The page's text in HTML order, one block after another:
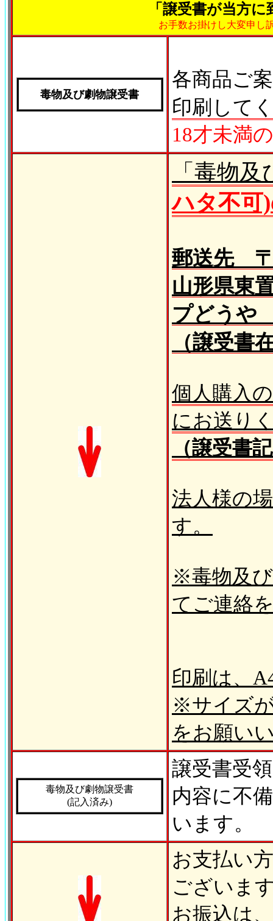
「譲受書が当方
お手数お掛けし大変申し
毒物及び劇物譲受書
各商品ご
印刷して
18才未満
「毒物
ハタ不可
郵送先 〒
山形県東
プどうや
（譲受書
個人購入
にお送り
（譲受書
法人様の
す。
※毒物及
てご連絡
印刷は、
※サイズ
をお願い
毒物及び劇物譲受書
(記入済み)
譲受書受
内容に不
います。
お支払い
ございま
お振込は